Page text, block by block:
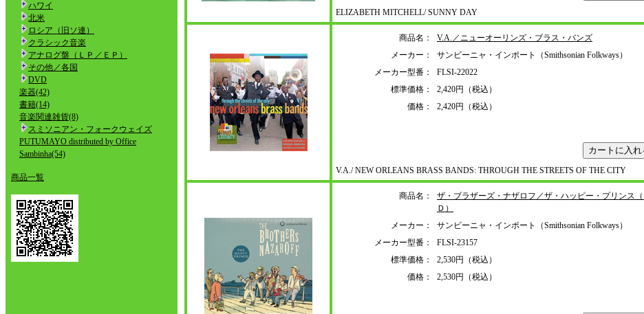
ハワイ
北米
ロシア（旧ソ連）
クラシック音楽
アナログ盤（ＬＰ／ＥＰ）
その他／各国
DVD
楽器(42)
書籍(14)
音楽関連雑貨(8)
スミソニアン・フォークウェイズ
PUTUMAYO distributed by Office
Sambinha(54)
商品一覧
ELIZABETH MITCHELL/ SUNNY DAY
商品名：
V.A.／ニューオーリンズ・ブラス・バンズ
メーカー：
サンビーニャ・インポート（Smithsonian Folkways）
メーカー型番：
FLSI-22022
標準価格：
2,420円（税込）
価格：
2,420円（税込）
V.A./ NEW ORLEANS BRASS BANDS: THROUGH THE STREETS OF THE CITY
商品名：
ザ・ブラザーズ・ナザロフ／ザ・ハッピー・プリンス（
Ｄ）
メーカー：
サンビーニャ・インポート（Smithsonian Folkways）
メーカー型番：
FLSI-23157
標準価格：
2,530円（税込）
価格：
2,530円（税込）